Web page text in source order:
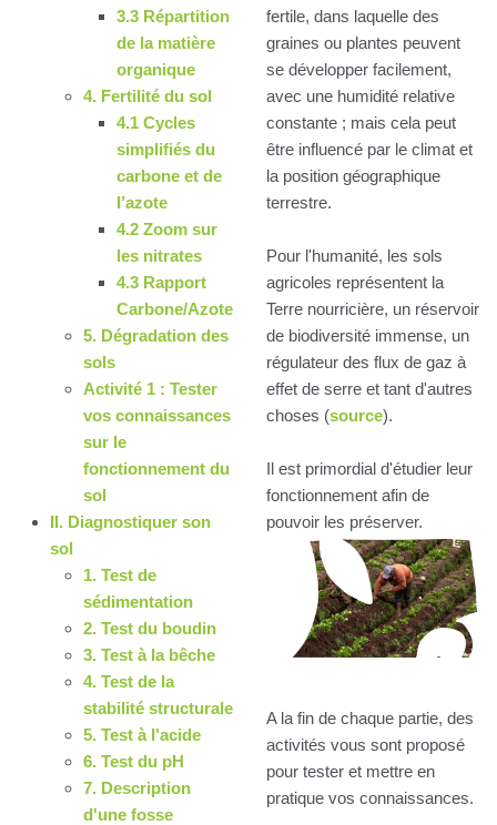
3.3 Répartition
de la matière
organique
4. Fertilité du sol
4.1 Cycles
simplifiés du
carbone et de
l’azote
4.2 Zoom sur
les nitrates
4.3 Rapport
Carbone/Azote
5. Dégradation des
sols
Activité 1 : Tester
vos connaissances
sur le
fonctionnement du
sol
II. Diagnostiquer son
sol
1. Test de
sédimentation
2. Test du boudin
3. Test à la bêche
4. Test de la
stabilité structurale
5. Test à l'acide
6. Test du pH
7. Description
d'une fosse
fertile, dans laquelle des
graines ou plantes peuvent
se développer facilement,
avec une humidité relative
constante ; mais cela peut
être influencé par le climat et
la position géographique
terrestre.
Pour l'humanité, les sols
agricoles représentent la
Terre nourricière, un réservoir
de biodiversité immense, un
régulateur des flux de gaz à
effet de serre et tant d'autres
choses (source).
Il est primordial d'étudier leur
fonctionnement afin de
pouvoir les préserver.
A la fin de chaque partie, des
activités vous sont proposé
pour tester et mettre en
pratique vos connaissances.